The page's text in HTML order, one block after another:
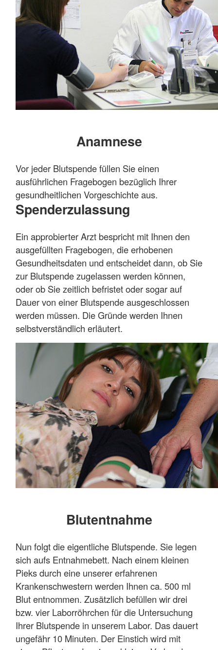
Anamnese
Vor jeder Blutspende füllen Sie einen
ausführlichen Fragebogen bezüglich Ihrer
gesundheitlichen Vorgeschichte aus.
Spenderzulassung
Ein approbierter Arzt bespricht mit Ihnen den
ausgefüllten Fragebogen, die erhobenen
Gesundheitsdaten und entscheidet dann, ob Sie
zur Blutspende zugelassen werden können,
oder ob Sie zeitlich befristet oder sogar auf
Dauer von einer Blutspende ausgeschlossen
werden müssen. Die Gründe werden Ihnen
selbstverständlich erläutert.
Blutentnahme
Nun folgt die eigentliche Blutspende. Sie legen
sich aufs Entnahmebett. Nach einem kleinen
Pieks durch eine unserer erfahrenen
Krankenschwestern werden Ihnen ca. 500 ml
Blut entnommen. Zusätzlich befüllen wir drei
bzw. vier Laborröhrchen für die Untersuchung
Ihrer Blutspende in unserem Labor. Das dauert
ungefähr 10 Minuten. Der Einstich wird mit